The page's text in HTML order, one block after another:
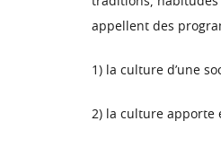
appellent des
1) la culture d’une
2) la culture apporte